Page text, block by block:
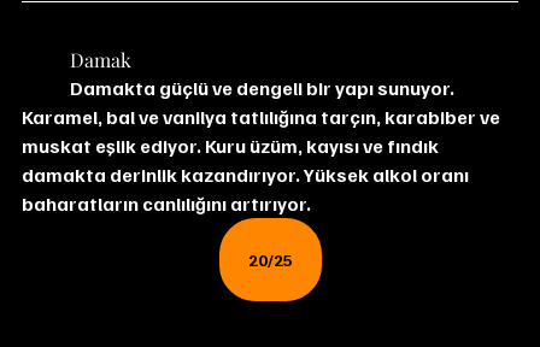
	Damak
Karamel, bal ve vanilya tatlılığına tarçın, karabiber ve
muskat eşlik ediyor. Kuru üzüm, kayısı ve fındık
damakta derinlik kazandırıyor. Yüksek alkol oranı
baharatların canlılığını artırıyor.
20/25